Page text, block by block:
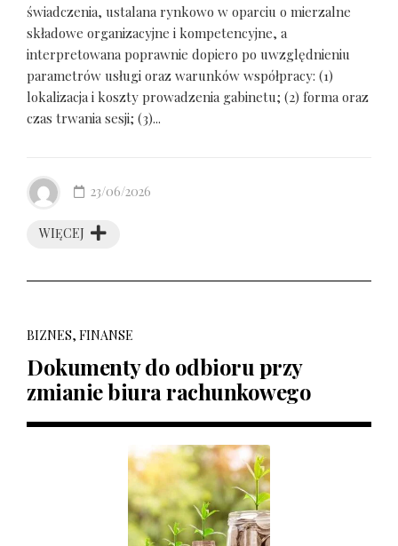
świadczenia, ustalana rynkowo w oparciu o mierzalne
składowe organizacyjne i kompetencyjne, a
interpretowana poprawnie dopiero po uwzględnieniu
parametrów usługi oraz warunków współpracy: (1)
lokalizacja i koszty prowadzenia gabinetu; (2) forma oraz
czas trwania sesji; (3)...
WIĘCEJ
23/06/2026
BIZNES, FINANSE
Dokumenty do odbioru przy
zmianie biura rachunkowego